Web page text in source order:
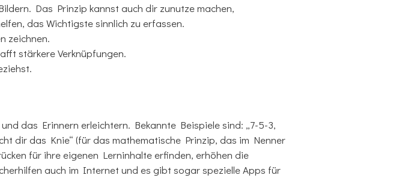
Das Prinzip kannst auch dir zunutze machen,
das Wichtigste sinnlich zu erfassen.
zeichnen.
stärkere Verknüpfungen.
das Erinnern erleichtern. Bekannte Beispiele sind: „7-5-3,
dir das Knie“ (für das mathematische Prinzip, das im Nenner
für ihre eigenen Lerninhalte erfinden, erhöhen die
auch im Internet und es gibt sogar spezielle Apps für